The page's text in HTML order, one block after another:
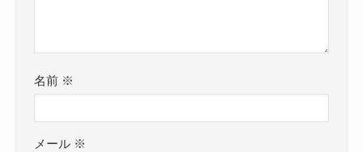
名前 ※
メール ※